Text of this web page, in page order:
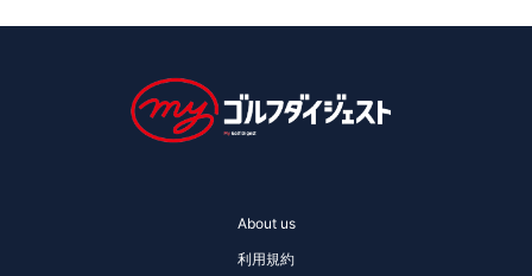
About us
利用規約